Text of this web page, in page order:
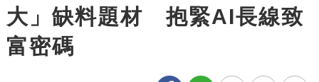
大」缺料題材 抱緊AI長線致
富密碼